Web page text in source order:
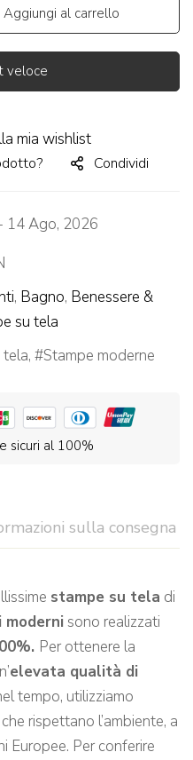
Aggiungi al carrello
veloce
mia wishlist
Condividi
14 Ago, 2026
, Bagno, Benessere &
su tela
tela, Stampe moderne
sicuri al 100%
sulla consegna
stampe su tela di
moderni sono realizzati
Per ottenere la
elevata qualità di
tempo, utilizziamo
che rispettano l’ambiente, a
Europee. Per conferire